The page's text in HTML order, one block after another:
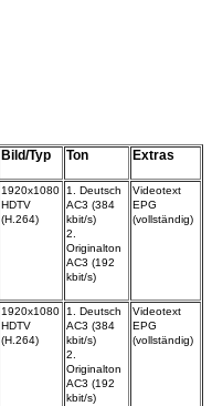
Bild/Typ Ton Extras
1920x1080
HDTV
(H.264)
1. Deutsch
AC3 (384
kbit/s)
2.
Originalton
AC3 (192
kbit/s)
Videotext
EPG
(vollständig)
1920x1080
HDTV
(H.264)
1. Deutsch
AC3 (384
kbit/s)
2.
Originalton
AC3 (192
kbit/s)
Videotext
EPG
(vollständig)